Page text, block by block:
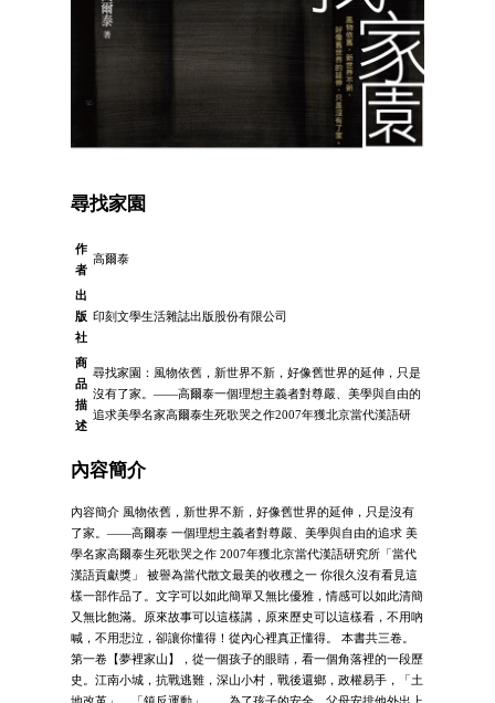
尋找家園
作
者
高爾泰
出
版
社
印刻文學生活雜誌出版股份有限公司
商
品
描
述
尋找家園：風物依舊，新世界不新，好像舊世界的延伸，只是
沒有了家。——高爾泰一個理想主義者對尊嚴、美學與自由的
追求美學名家高爾泰生死歌哭之作2007年獲北京當代漢語研
內容簡介
內容簡介 風物依舊，新世界不新，好像舊世界的延伸，只是沒有
了家。——高爾泰 一個理想主義者對尊嚴、美學與自由的追求 美
學名家高爾泰生死歌哭之作 2007年獲北京當代漢語研究所「當代
漢語貢獻獎」 被譽為當代散文最美的收穫之一 你很久沒有看見這
樣一部作品了。文字可以如此簡單又無比優雅，情感可以如此清簡
又無比飽滿。原來故事可以這樣講，原來歷史可以這樣看，不用吶
喊，不用悲泣，卻讓你懂得！從內心裡真正懂得。 本書共三卷。
第一卷【夢裡家山】，從一個孩子的眼睛，看一個角落裡的一段歷
史。江南小城，抗戰逃難，深山小村，戰後還鄉，政權易手，「土